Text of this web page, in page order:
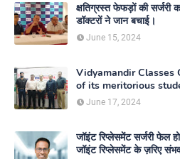
क्षतिग्रस्त फेफड़ों की
डॉक्टरों ने जान बचाई।
June 15, 2024
Vidyamandir Classes
of its meritorious
June 17, 2024
जॉइंट रिप्लेसमेंट सर्जरी फेल
जॉइंट रिप्लेसमेंट के ज़रिए संभव